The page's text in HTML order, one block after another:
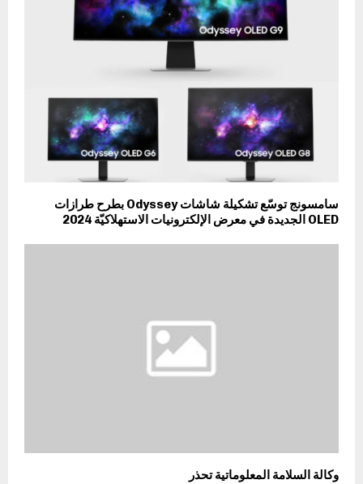
سامسونج توسّع تشكيلة شاشات Odyssey بطرح طرازات
OLED الجديدة في معرض الإلكترونيات الاستهلاكيّة 2024
وكالة السلامة المعلوماتية تحذر